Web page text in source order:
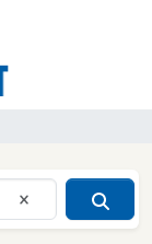
Eingabe